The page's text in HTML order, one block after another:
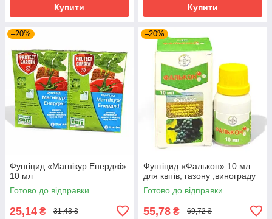
Купити Купити
–20%
Фунгіцид «Магнікур Енерджі»
10 мл
Готово до відправки
25,14 ₴ 31,43 ₴
–20%
Фунгіцид «Фалькон» 10 мл
для квітів, газону ,винограду
Готово до відправки
55,78 ₴ 69,72 ₴